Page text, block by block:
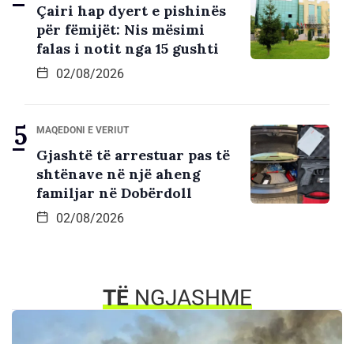
Çairi hap dyert e pishinës
për fëmijët: Nis mësimi
falas i notit nga 15 gushti
02/08/2026
MAQEDONI E VERIUT
Gjashtë të arrestuar pas të
shtënave në një aheng
familjar në Dobërdoll
02/08/2026
TËNGJASHME